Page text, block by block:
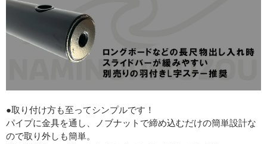
●取り付け方も至ってシンプルです！
パイプに金具を通し、ノブナットで締め込むだけの簡単設計な
ので取り外しも簡単。